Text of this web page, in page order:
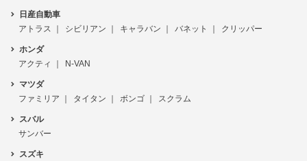
日産自動車
アトラス
シビリアン キャラバン バネット クリッパー
ホンダ
アクティ
N-VAN
マツダ
ファミリア
タイタン ボンゴ スクラム
スバル
サンバー
スズキ